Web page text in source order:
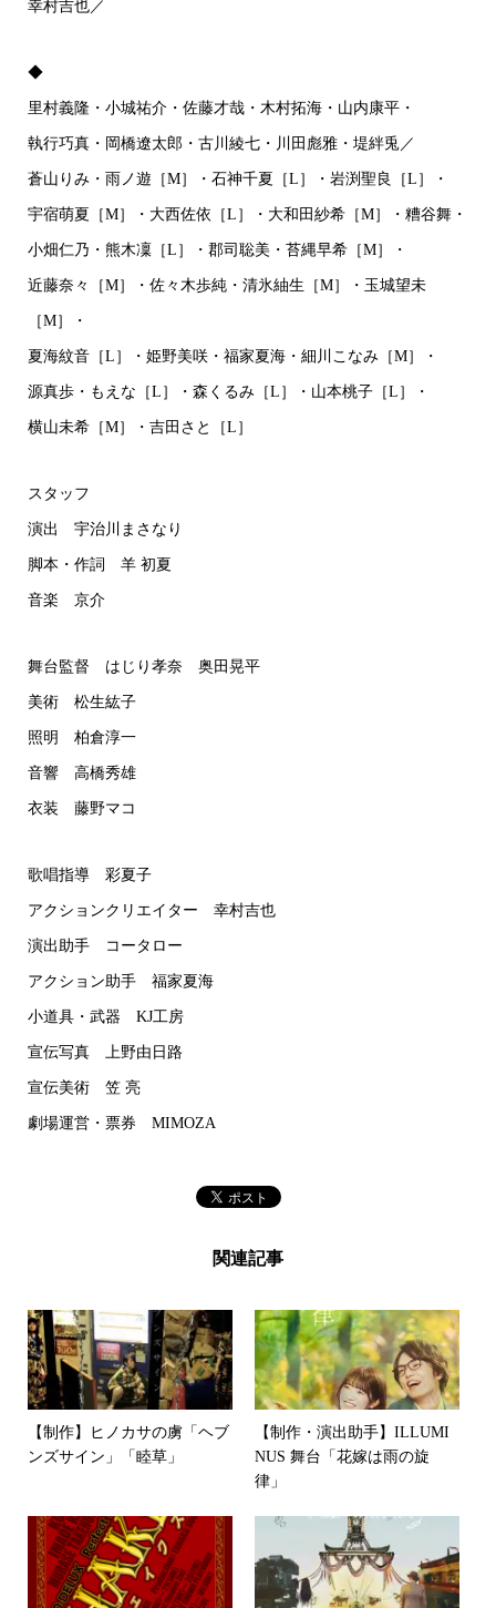
幸村吉也／
◆
里村義隆・小城祐介・佐藤才哉・木村拓海・山内康平・
執行巧真・岡橋遼太郎・古川綾七・川田彪雅・堤絆兎／
蒼山りみ・雨ノ遊［M］・石神千夏［L］・岩渕聖良［L］・
宇宿萌夏［M］・大西佐依［L］・大和田紗希［M］・糟谷舞・
小畑仁乃・熊木凜［L］・郡司聡美・苔縄早希［M］・
近藤奈々［M］・佐々木歩純・清氷紬生［M］・玉城望未
［M］・
夏海紋音［L］・姫野美咲・福家夏海・細川こなみ［M］・
源真歩・もえな［L］・森くるみ［L］・山本桃子［L］・
横山未希［M］・吉田さと［L］
スタッフ
演出 宇治川まさなり
脚本・作詞 羊 初夏
音楽 京介
舞台監督 はじり孝奈 奥田晃平
美術 松生紘子
照明 柏倉淳一
音響 高橋秀雄
衣装 藤野マコ
歌唱指導 彩夏子
アクションクリエイター 幸村吉也
演出助手 コータロー
アクション助手 福家夏海
小道具・武器 KJ工房
宣伝写真 上野由日路
宣伝美術 笠 亮
劇場運営・票券 MIMOZA
関連記事
【制作】ヒノカサの虜「ヘブ
ンズサイン」「睦草」
【制作・演出助手】ILLUMI
NUS 舞台「花嫁は雨の旋
律」